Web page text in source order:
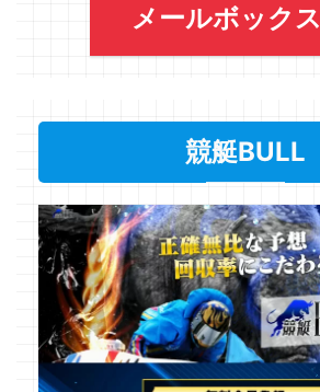
メールボックス
競艇BULL